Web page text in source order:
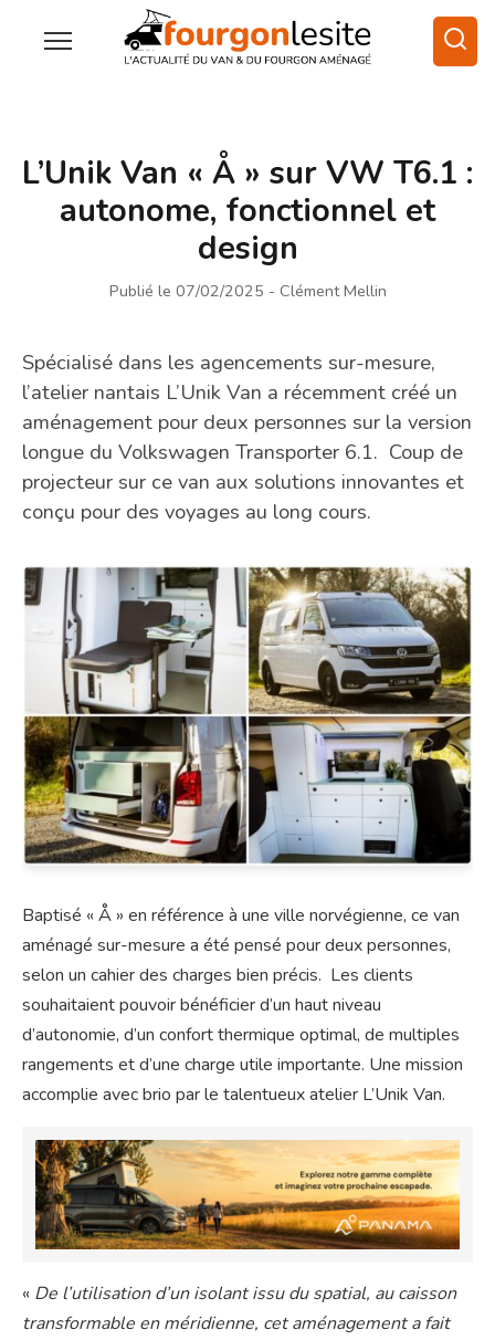
L’Unik Van « Å » sur VW T6.1 :
autonome, fonctionnel et
design
Publié le 07/02/2025 - Clément Mellin
Spécialisé dans les agencements sur-mesure,
l’atelier nantais L’Unik Van a récemment créé un
aménagement pour deux personnes sur la version
longue du Volkswagen Transporter 6.1. Coup de
projecteur sur ce van aux solutions innovantes et
conçu pour des voyages au long cours.
Baptisé « Å » en référence à une ville norvégienne, ce van
aménagé sur-mesure a été pensé pour deux personnes,
selon un cahier des charges bien précis. Les clients
souhaitaient pouvoir bénéficier d’un haut niveau
d’autonomie, d’un confort thermique optimal, de multiples
rangements et d’une charge utile importante. Une mission
accomplie avec brio par le talentueux atelier L’Unik Van.
« De l’utilisation d’un isolant issu du spatial, au caisson
transformable en méridienne, cet aménagement a fait